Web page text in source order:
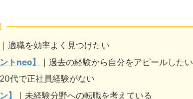
｜適職を効率よく見つけたい
トneo】
｜過去の経験から自分をアピールしたい
20代で正社員経験がない
】
｜未経験分野への転職を考えている